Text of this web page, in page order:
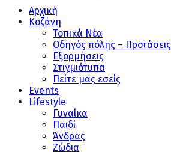
Αρχική
Κοζάνη
Τοπικά Νέα
Οδηγός πόλης – Προτάσεις
Εξορμήσεις
Στιγμιότυπα
Πείτε μας εσείς
Events
Lifestyle
Γυναίκα
Παιδί
Άνδρας
Ζώδια